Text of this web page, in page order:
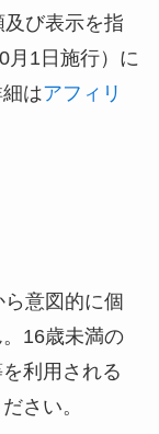
び表示を指
月1日施行）に
はアフィリ
意図的に個
16歳未満の
利用される
さい。